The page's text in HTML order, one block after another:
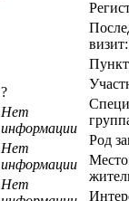
визит:
Род
Место
?
Нет
информации
Нет
информации
Нет